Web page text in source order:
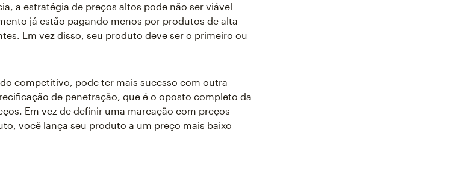
a estratégia de preços altos pode não ser viável
já estão pagando menos por produtos de alta
Em vez disso, seu produto deve ser o primeiro ou
competitivo, pode ter mais sucesso com outra
de penetração, que é o oposto completo da
Em vez de definir uma marcação com preços
você lança seu produto a um preço mais baixo